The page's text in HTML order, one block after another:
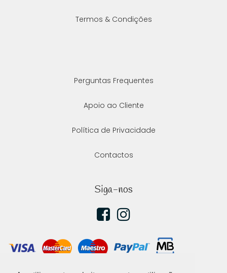
Termos & Condições
Perguntas Frequentes
Apoio ao Cliente
Política de Privacidade
Contactos
Siga-nos